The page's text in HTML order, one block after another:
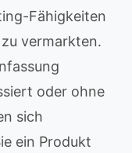
Fähigkeiten
vermarkten.
oder ohne
sich
ein Produkt